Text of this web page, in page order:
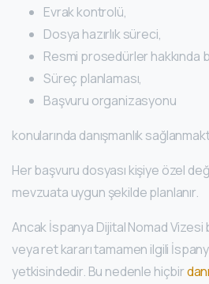
Evrak kontrolü,
Dosya hazırlık süreci,
Resmi prosedürler hakkında
Süreç planlaması,
Başvuru organizasyonu
konularında danışmanlık
Her başvuru dosyası kişiye özel
mevzuata uygun şekilde planlanır.
Ancak İspanya Dijital Nomad Vizesi
veya ret kararı tamamen ilgili
yetkisindedir. Bu nedenle hiçbir